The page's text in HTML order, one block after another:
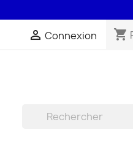
par la Poste .
 Connexion shopping_cart